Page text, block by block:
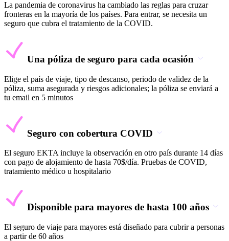
La pandemia de coronavirus ha cambiado las reglas para cruzar
fronteras en la mayoría de los países. Para entrar, se necesita un
seguro que cubra el tratamiento de la COVID.
Una póliza de seguro para cada ocasión
Elige el país de viaje, tipo de descanso, periodo de validez de la
póliza, suma asegurada y riesgos adicionales; la póliza se enviará a
tu email en 5 minutos
Seguro con cobertura COVID
El seguro EKTA incluye la observación en otro país durante 14 días
con pago de alojamiento de hasta 70$/día. Pruebas de COVID,
tratamiento médico u hospitalario
Disponible para mayores de hasta 100 años
El seguro de viaje para mayores está diseñado para cubrir a personas
a partir de 60 años